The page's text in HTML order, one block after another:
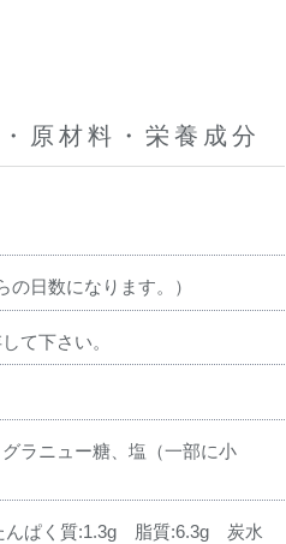
原材料・栄養成分
日数になります。）
て下さい。
ラニュー糖、塩（一部に小
んぱく質:1.3g 脂質:6.3g 炭水